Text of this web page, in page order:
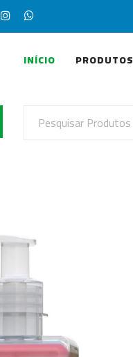
INÍCIO PRODUTOS